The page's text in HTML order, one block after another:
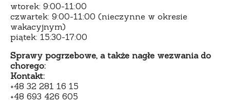
wtorek: 9:00-11:00
czwartek: 9:00-11:00 (nieczynne w okresie
wakacyjnym)
piątek: 15:30-17:00
Sprawy pogrzebowe, a także nagłe wezwania do
chorego:
Kontakt:
+48 32 281 16 15
+48 693 426 605